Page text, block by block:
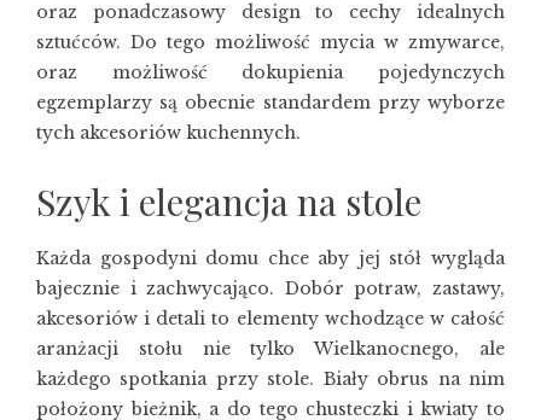
oraz ponadczasowy design to cechy idealnych
sztućców. Do tego możliwość mycia w zmywarce,
oraz możliwość dokupienia pojedynczych
egzemplarzy są obecnie standardem przy wyborze
tych akcesoriów kuchennych.
Szyk i elegancja na stole
Każda gospodyni domu chce aby jej stół wygląda
bajecznie i zachwycająco. Dobór potraw, zastawy,
akcesoriów i detali to elementy wchodzące w całość
aranżacji stołu nie tylko Wielkanocnego, ale
każdego spotkania przy stole. Biały obrus na nim
położony bieżnik, a do tego chusteczki i kwiaty to